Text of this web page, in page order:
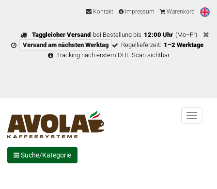
Kontakt Impressum Warenkorb
Taggleicher Versand bei Bestellung bis 12:00 Uhr (Mo–Fr)
Versand am nächsten Werktag
Regellieferzeit: 1–2 Werktage
Tracking nach erstem DHL-Scan sichtbar
Menu
Suche/Kategorie